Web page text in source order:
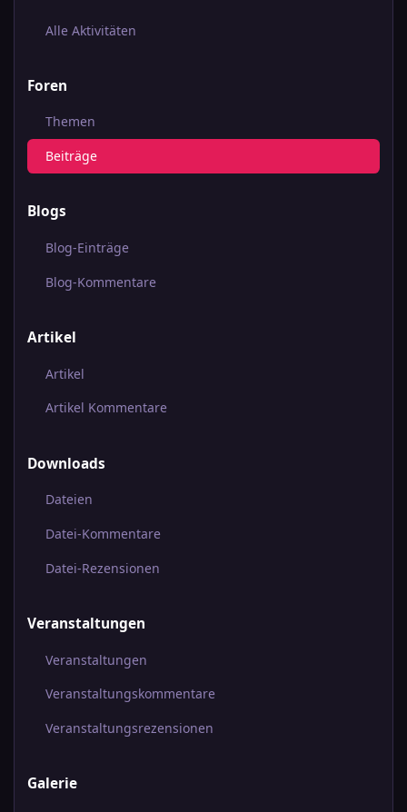
Alle Aktivitäten
Foren
Themen
Beiträge
Blogs
Blog-Einträge
Blog-Kommentare
Artikel
Artikel
Artikel Kommentare
Downloads
Dateien
Datei-Kommentare
Datei-Rezensionen
Veranstaltungen
Veranstaltungen
Veranstaltungskommentare
Veranstaltungsrezensionen
Galerie